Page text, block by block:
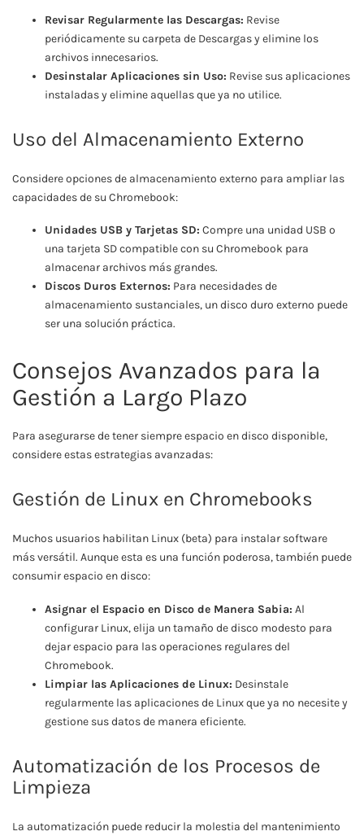
Revisar Regularmente las Descargas: Revise
periódicamente su carpeta de Descargas y elimine los
archivos innecesarios.
Desinstalar Aplicaciones sin Uso: Revise sus aplicaciones
instaladas y elimine aquellas que ya no utilice.
Uso del Almacenamiento Externo
Considere opciones de almacenamiento externo para ampliar las
capacidades de su Chromebook:
Unidades USB y Tarjetas SD: Compre una unidad USB o
una tarjeta SD compatible con su Chromebook para
almacenar archivos más grandes.
Discos Duros Externos: Para necesidades de
almacenamiento sustanciales, un disco duro externo puede
ser una solución práctica.
Consejos Avanzados para la
Gestión a Largo Plazo
Para asegurarse de tener siempre espacio en disco disponible,
considere estas estrategias avanzadas:
Gestión de Linux en Chromebooks
Muchos usuarios habilitan Linux (beta) para instalar software
más versátil. Aunque esta es una función poderosa, también puede
consumir espacio en disco:
Asignar el Espacio en Disco de Manera Sabia: Al
configurar Linux, elija un tamaño de disco modesto para
dejar espacio para las operaciones regulares del
Chromebook.
Limpiar las Aplicaciones de Linux: Desinstale
regularmente las aplicaciones de Linux que ya no necesite y
gestione sus datos de manera eficiente.
Automatización de los Procesos de
Limpieza
La automatización puede reducir la molestia del mantenimiento